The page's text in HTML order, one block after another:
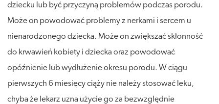
dziecku lub być przyczyną problemów podczas porodu.
Może on powodować problemy z nerkami i sercem u
nienarodzonego dziecka. Może on zwiększać skłonność
do krwawień kobiety i dziecka oraz powodować
opóźnienie lub wydłużenie okresu porodu. W ciągu
pierwszych 6 miesięcy ciąży nie należy stosować leku,
chyba że lekarz uzna użycie go za bezwzględnie